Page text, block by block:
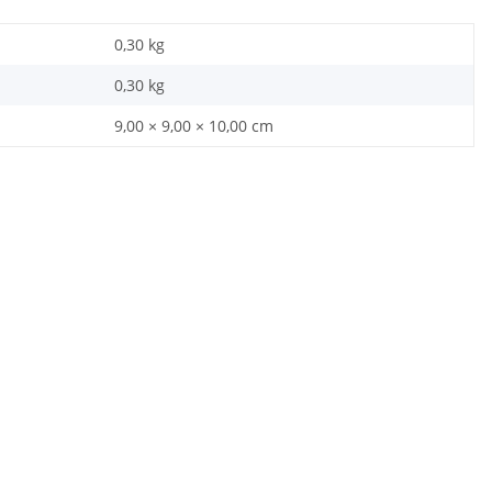
0,30 kg
0,30 kg
9,00 × 9,00 × 10,00 cm